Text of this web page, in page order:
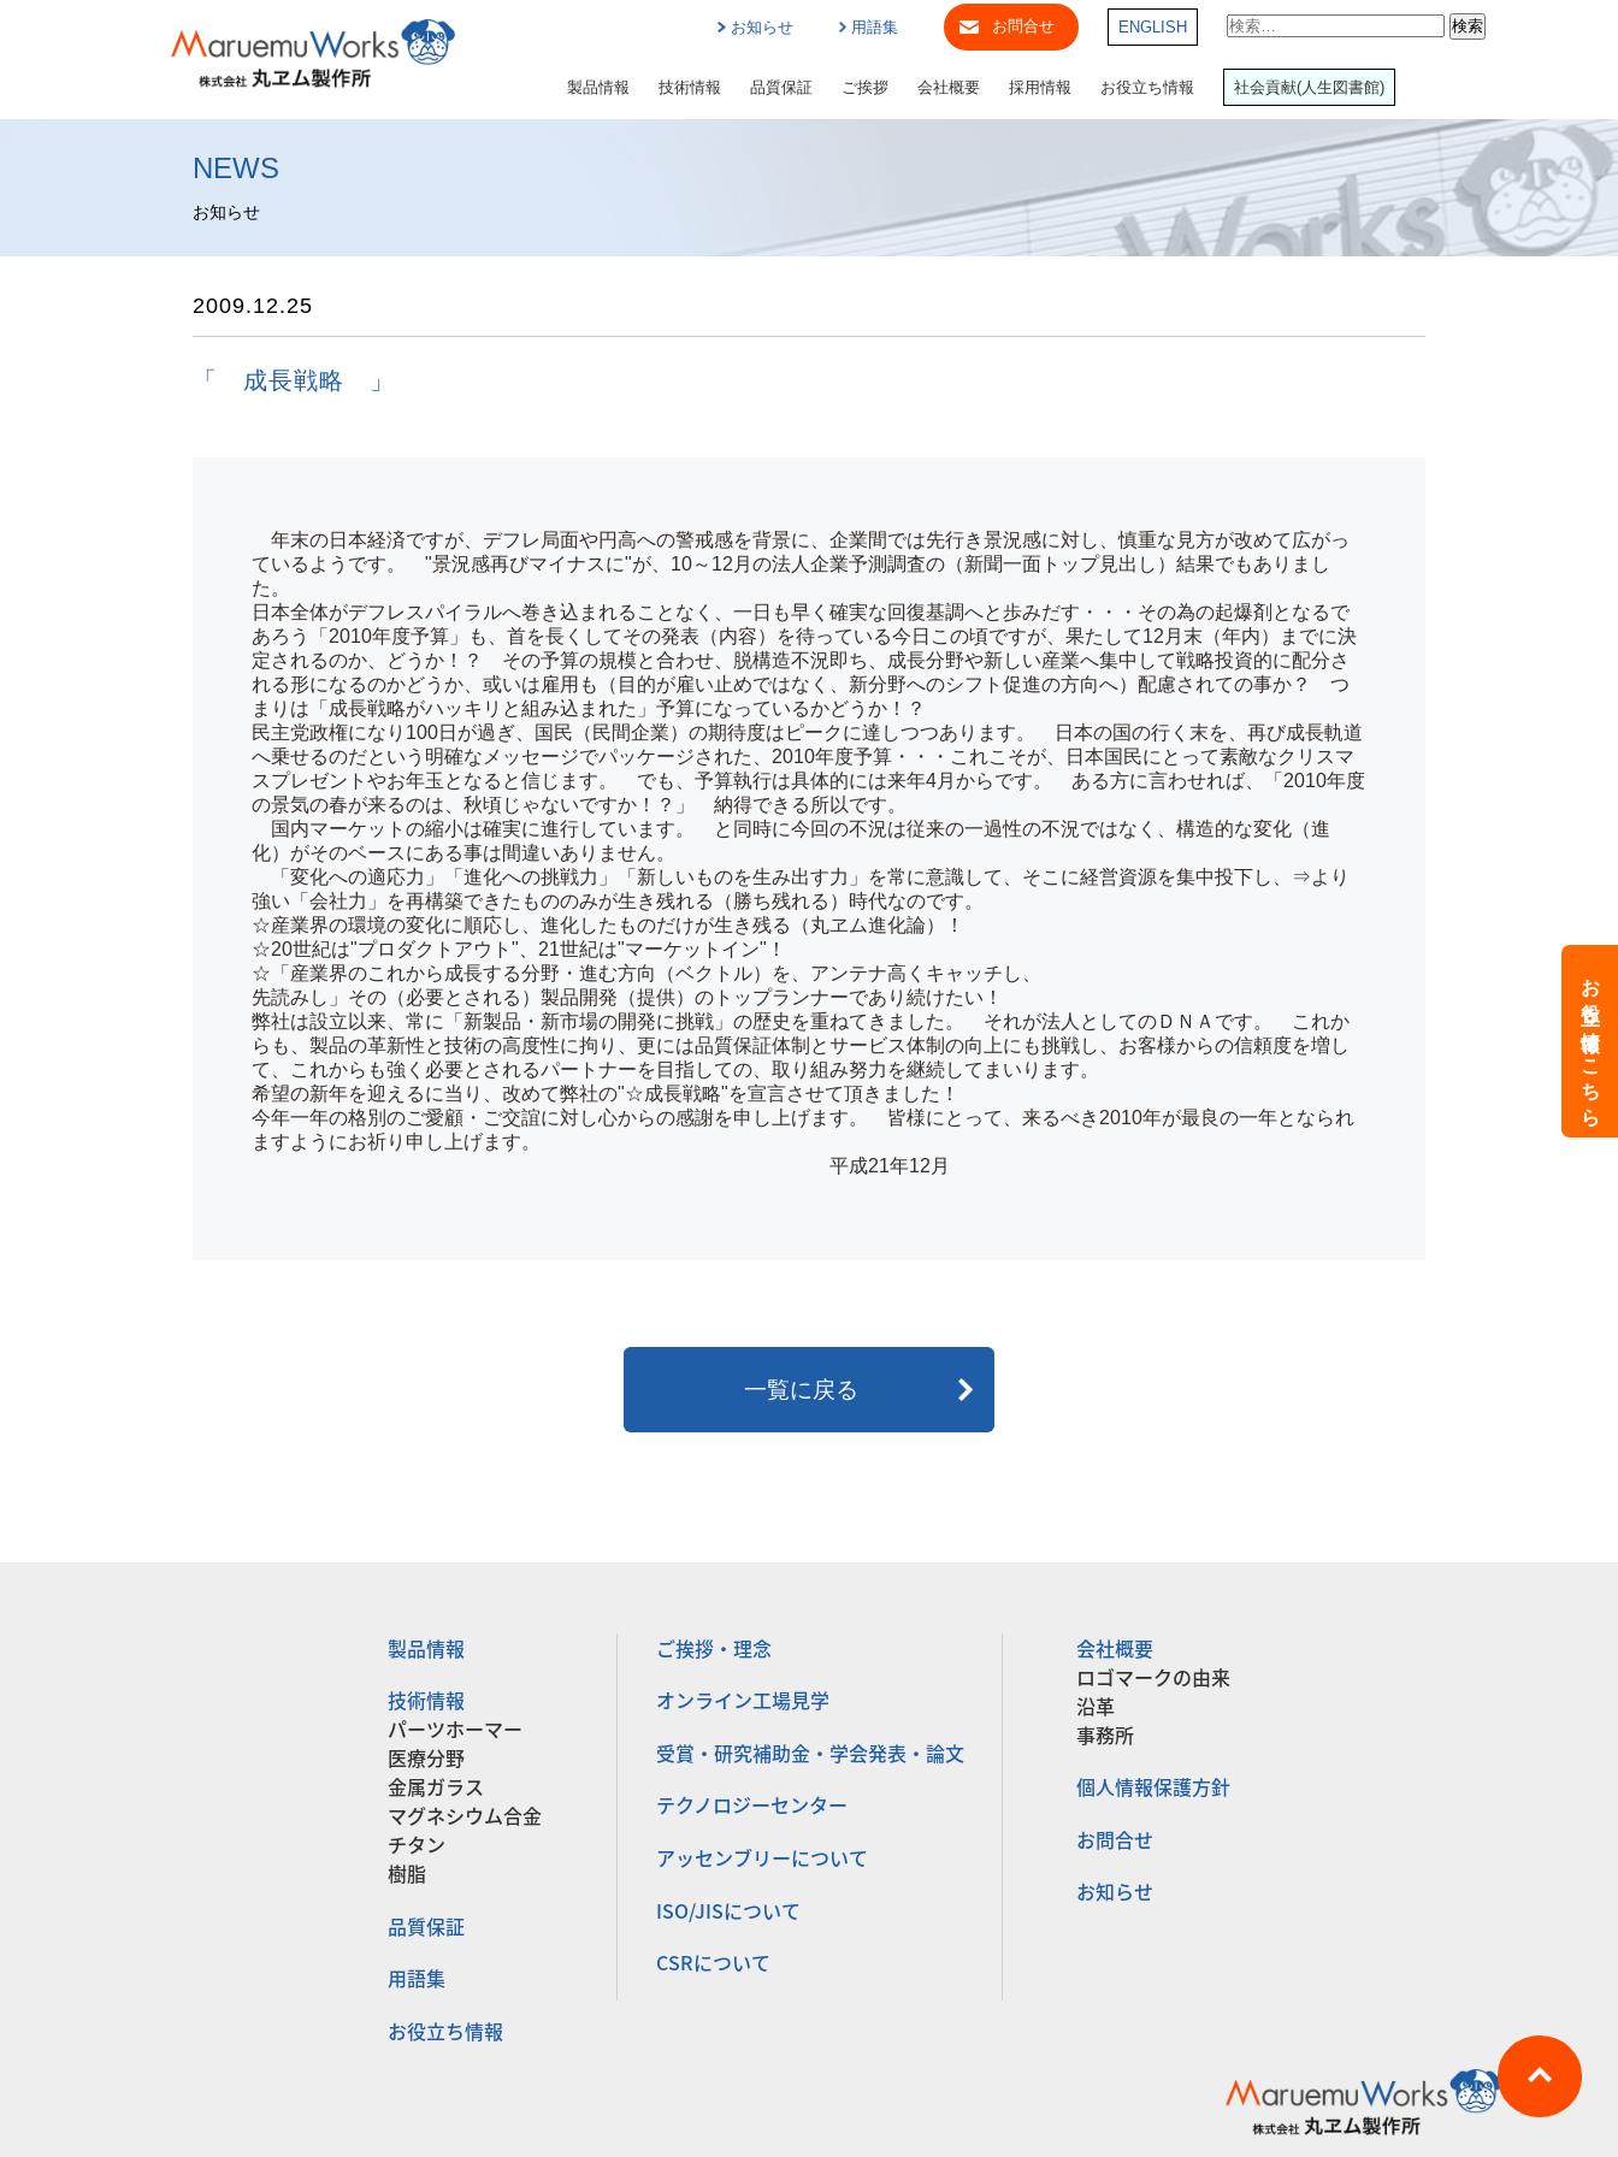
お知らせ 用語集 お問合せ ENGLISH
検
索:
製品情報 技術情報 品質保証 ご挨拶 会社概要 採用情報 お役立ち情報 社会貢献(人生図書館)
お役立ち情報はこちら
NEWS
お知らせ
2009.12.25
「 成長戦略 」
年末の日本経済ですが、デフレ局面や円高への警戒感を背景に、企業間では先行き景況感に対し、慎重な見方が改めて広がっ
ているようです。 "景況感再びマイナスに"が、10～12月の法人企業予測調査の（新聞一面トップ見出し）結果でもありまし
た。
日本全体がデフレスパイラルへ巻き込まれることなく、一日も早く確実な回復基調へと歩みだす・・・その為の起爆剤となるで
あろう「2010年度予算」も、首を長くしてその発表（内容）を待っている今日この頃ですが、果たして12月末（年内）までに決
定されるのか、どうか！？ その予算の規模と合わせ、脱構造不況即ち、成長分野や新しい産業へ集中して戦略投資的に配分さ
れる形になるのかどうか、或いは雇用も（目的が雇い止めではなく、新分野へのシフト促進の方向へ）配慮されての事か？ つ
まりは「成長戦略がハッキリと組み込まれた」予算になっているかどうか！？
民主党政権になり100日が過ぎ、国民（民間企業）の期待度はピークに達しつつあります。 日本の国の行く末を、再び成長軌道
へ乗せるのだという明確なメッセージでパッケージされた、2010年度予算・・・これこそが、日本国民にとって素敵なクリスマ
スプレゼントやお年玉となると信じます。 でも、予算執行は具体的には来年4月からです。 ある方に言わせれば、「2010年度
の景気の春が来るのは、秋頃じゃないですか！？」 納得できる所以です。
国内マーケットの縮小は確実に進行しています。 と同時に今回の不況は従来の一過性の不況ではなく、構造的な変化（進
化）がそのベースにある事は間違いありません。
「変化への適応力」「進化への挑戦力」「新しいものを生み出す力」を常に意識して、そこに経営資源を集中投下し、⇒より
強い「会社力」を再構築できたもののみが生き残れる（勝ち残れる）時代なのです。
☆産業界の環境の変化に順応し、進化したものだけが生き残る（丸ヱム進化論）！
☆20世紀は"プロダクトアウト"、21世紀は"マーケットイン"！
☆「産業界のこれから成長する分野・進む方向（ベクトル）を、アンテナ高くキャッチし、
先読みし」その（必要とされる）製品開発（提供）のトップランナーであり続けたい！
弊社は設立以来、常に「新製品・新市場の開発に挑戦」の歴史を重ねてきました。 それが法人としてのＤＮＡです。 これか
らも、製品の革新性と技術の高度性に拘り、更には品質保証体制とサービス体制の向上にも挑戦し、お客様からの信頼度を増し
て、これからも強く必要とされるパートナーを目指しての、取り組み努力を継続してまいります。
希望の新年を迎えるに当り、改めて弊社の"☆成長戦略"を宣言させて頂きました！
今年一年の格別のご愛顧・ご交誼に対し心からの感謝を申し上げます。 皆様にとって、来るべき2010年が最良の一年となられ
ますようにお祈り申し上げます。
平成21年12月
一覧に戻る
製品情報
技術情報
パーツホーマー
医療分野
金属ガラス
マグネシウム合金
チタン
樹脂
品質保証
用語集
お役立ち情報
ご挨拶・理念
オンライン工場見学
受賞・研究補助金・学会発表・論文
テクノロジーセンター
アッセンブリーについて
ISO/JISについて
CSRについて
会社概要
ロゴマークの由来
沿革
事務所
個人情報保護方針
お問合せ
お知らせ